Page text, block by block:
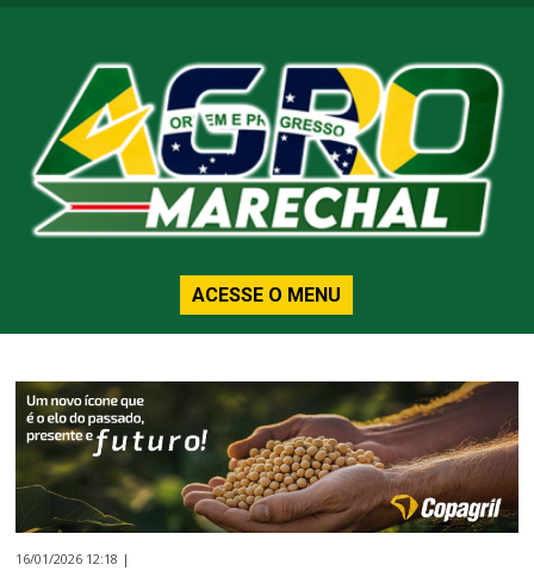
ACESSE O MENU
16/01/2026 12:18 |